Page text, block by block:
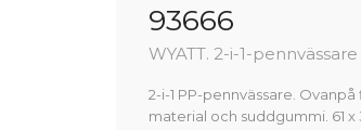
93666
WYATT. 2-i-1-pennvässare
2-i-1 PP-pennvässare.
material och suddgummi. 61 x